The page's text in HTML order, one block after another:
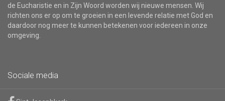
de Eucharistie en in Zijn Woord worden wij nieuwe mensen. Wij
richten ons er op om te groeien in een levende relatie met God en
daardoor nog meer te kunnen betekenen voor iedereen in onze
omgeving.
Sociale media